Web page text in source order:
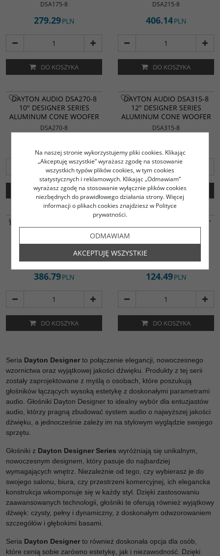
DSA175-8
279.29PLN
DO KOSZYKA
DSA215-8
406.14PLN
DO KOSZYKA
DAYTON AUDIO DSA270-8
10" DESIGNER SERIES
ALUMINUM CONE WOOFER
DSA270-8
DO KOSZYKA
DAYTON AUDIO DSA315-8
12" DESIGNER SERIES
ALUMINUM CONE WOOFER
DSA315-8
DO KOSZYKA
DAYTON AUDIO DSA315-PR
ALUMINUM CONE PASSIVE
DSA315-PR
386.79PLN
DO KOSZYKA
DAYTON AUDIO DSA90-8 3"
ALUMINUM CONE FULL-
RANGE DRIVER 8 OHM
DSA90-8
124.49PLN
DO KOSZYKA
Seria Dayton Designer to połączenie elegancji, nowoczesnego
wzornictwa oraz wyjątkowej jakości dźwięku. Produkty z tej serii
zostały zaprojektowane z myślą o osobach, które poszukują
głośników łączących wysoką estetykę z doskonałymi parametrami
audio. Głośniki Dayton Designer to idealny wybór dla entuzjastów
audio, którzy pragną zbudować system audio o najwyższej jakości
dźwięku, a jednocześnie zależy im na stylowym wyglądzie swojego
sprzętu.
Głośniki z Dayton Designer Series wyróżniają się unikalnym,
nowoczesnym designem, który pasuje do najbardziej
wymagających wnętrz. Niezależnie od tego, czy wybierasz je do
swojego salonu, biura, czy przestrzeni komercyjnej, ich elegancka
konstrukcja wkomponuje się w każdy styl. Dzięki zastosowaniu
zaawansowanych technologii, głośniki te oferują również wyjątkowy
dźwięk: czysty, pełny i dynamiczny, z doskonałym odwzorowaniem
szczegółów i głębokimi basami.
Seria Dayton Designer to również doskonała opcja dla osób,
które cenią sobie zarówno estetykę, jak i niezawodność. Dzięki
Na naszej stronie wykorzystujemy pliki cookies. Klikając
„Akceptuję wszystkie” wyrażasz zgodę na stosowanie
wszystkich typów plików cookies, w tym cookies
statystycznych i reklamowych. Klikając „Odmawiam”
wyrażasz zgodę na stosowanie wyłącznie plików cookies
niezbędnych do prawidłowego działania strony. Więcej
informacji o plikach cookies znajdziesz w Polityce
prywatności.
ODMAWIAM
AKCEPTUJĘ WSZYSTKIE